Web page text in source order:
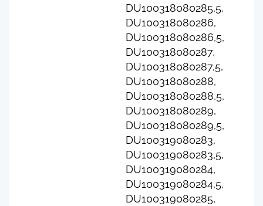
DU100318080285,5,
DU100318080286,
DU100318080286,5,
DU100318080287,
DU100318080287,5,
DU100318080288,
DU100318080288,5,
DU100318080289,
DU100318080289,5,
DU100319080283,
DU100319080283,5,
DU100319080284,
DU100319080284,5,
DU100319080285,